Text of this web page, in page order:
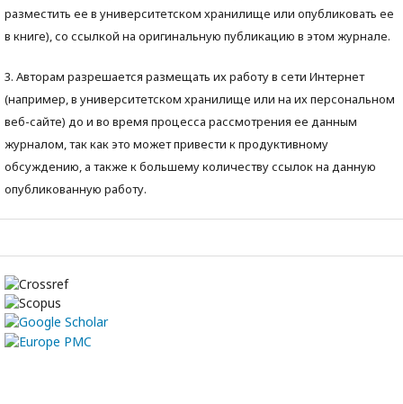
разместить ее в университетском хранилище или опубликовать ее
в книге), со ссылкой на оригинальную публикацию в этом журнале.
3. Авторам разрешается размещать их работу в сети Интернет
(например, в университетском хранилище или на их персональном
веб-сайте) до и во время процесса рассмотрения ее данным
журналом, так как это может привести к продуктивному
обсуждению, а также к большему количеству ссылок на данную
опубликованную работу.